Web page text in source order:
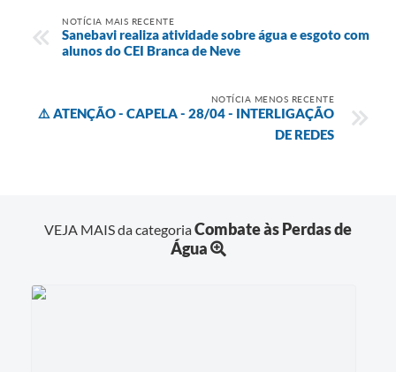
NOTÍCIA MAIS RECENTE
Sanebavi realiza atividade sobre água e esgoto com
alunos do CEI Branca de Neve
NOTÍCIA MENOS RECENTE
⚠️ ATENÇÃO - CAPELA - 28/04 - INTERLIGAÇÃO
DE REDES
VEJA MAIS da categoriaCombate às Perdas de
Água